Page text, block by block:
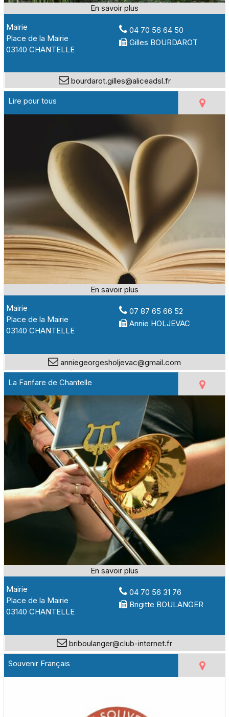
Mairie
Place de la Mairie
03140 CHANTELLE
04 70 56 64 50
Gilles BOURDAROT
bourdarot.gilles@aliceadsl.fr
Lire pour tous
Mairie
Place de la Mairie
03140 CHANTELLE
07 87 65 66 52
Annie HOLJEVAC
anniegeorgesholjevac@gmail.com
La Fanfare de Chantelle
Mairie
Place de la Mairie
03140 CHANTELLE
04 70 56 31 76
Brigitte BOULANGER
briboulanger@club-internet.fr
Souvenir Français